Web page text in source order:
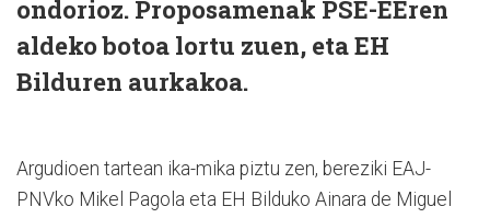
ondorioz. Proposamenak PSE-EEren
aldeko botoa lortu zuen, eta EH
Bilduren aurkakoa.
Argudioen tartean ika-mika piztu zen, bereziki EAJ-
PNVko Mikel Pagola eta EH Bilduko Ainara de Miguel